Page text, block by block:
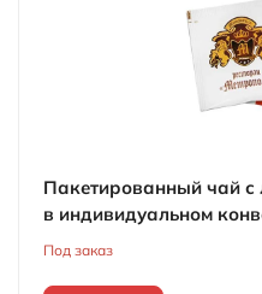
Пакетированный чай с
в индивидуальном
Под заказ